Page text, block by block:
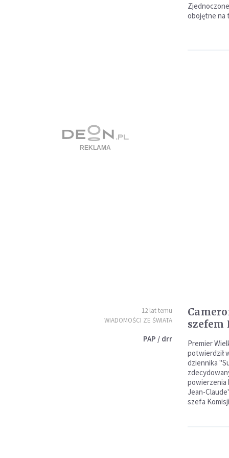
obojętne na
12 lat temu
WIADOMOŚCI ZE ŚWIATA
PAP / drr
szefem
Premier
potwierdził
dziennika
powierzenia
Jean-
szefa